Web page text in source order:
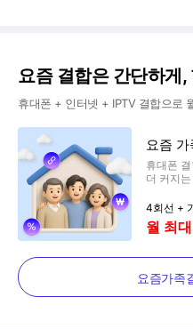
요즘 결합은 간단하게,
휴대폰 + 인터넷 + IPTV 결합으로
요즘
휴대폰
더 커지
4회선 +
월 최
요즘가족